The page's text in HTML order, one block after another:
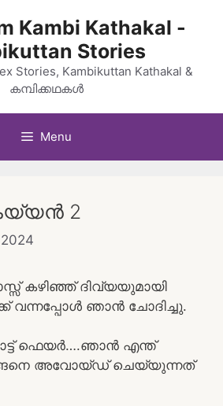
Kambi Kathakal -
Stories
Stories, Kambikuttan Kathakal &
കമ്പിക്കഥകൾ
Menu
2
കഴിഞ്ഞ് ദിവ്യയുമായി
വന്നപ്പോൾ ഞാൻ ചോദിച്ചു.
ഫെയർ….ഞാൻ എന്ത്
അവോയ്ഡ് ചെയ്യുന്നത്